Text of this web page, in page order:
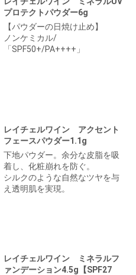
プロテクトパウダー6g
【パウダーの日焼け止め】
ノンケミカル/
「SPF50+/PA++++」
レイチェルワイン アクセント
フェースパウダー1.1g
下地パウダー。余分な皮脂を吸
着し、化粧崩れを防ぐ。
シルクのような自然なツヤを与
え透明肌を実現。
レイチェルワイン ミネラルフ
ァンデーション4.5g【SPF27